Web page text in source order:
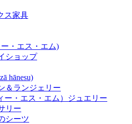
ス家具
・エス・エム)
ショップ
hānesu)
＆ランジェリー
ー・エス・エム）ジュエリー
リー
シーツ